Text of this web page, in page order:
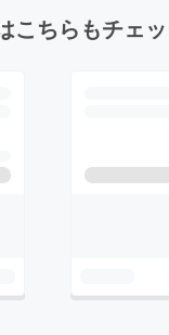
こちらもチェ